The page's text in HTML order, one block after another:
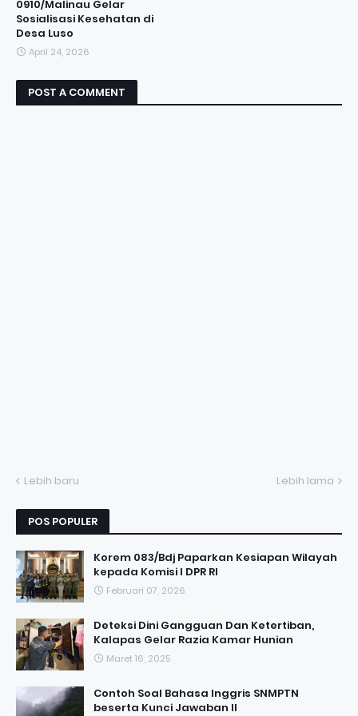
0910/Malinau Gelar
Sosialisasi Kesehatan di
Desa Luso
April 24, 2026
POST A COMMENT
Lebih baru Lebih lama
POS POPULER
Korem 083/Bdj Paparkan Kesiapan Wilayah
kepada Komisi I DPR RI
Februari 07, 2026
Deteksi Dini Gangguan Dan Ketertiban,
Kalapas Gelar Razia Kamar Hunian
Maret 16, 2025
Contoh Soal Bahasa Inggris SNMPTN
beserta Kunci Jawaban II